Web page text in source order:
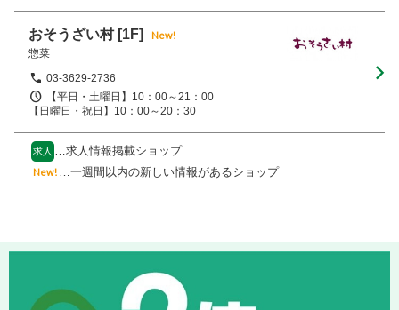
おそうざい村[1F] New!
惣菜
03-3629-2736
【平日・土曜日】10：00～21：00
【日曜日・祝日】10：00～20：30
求人 …求人情報掲載ショップ
New! …一週間以内の新しい情報があるショップ